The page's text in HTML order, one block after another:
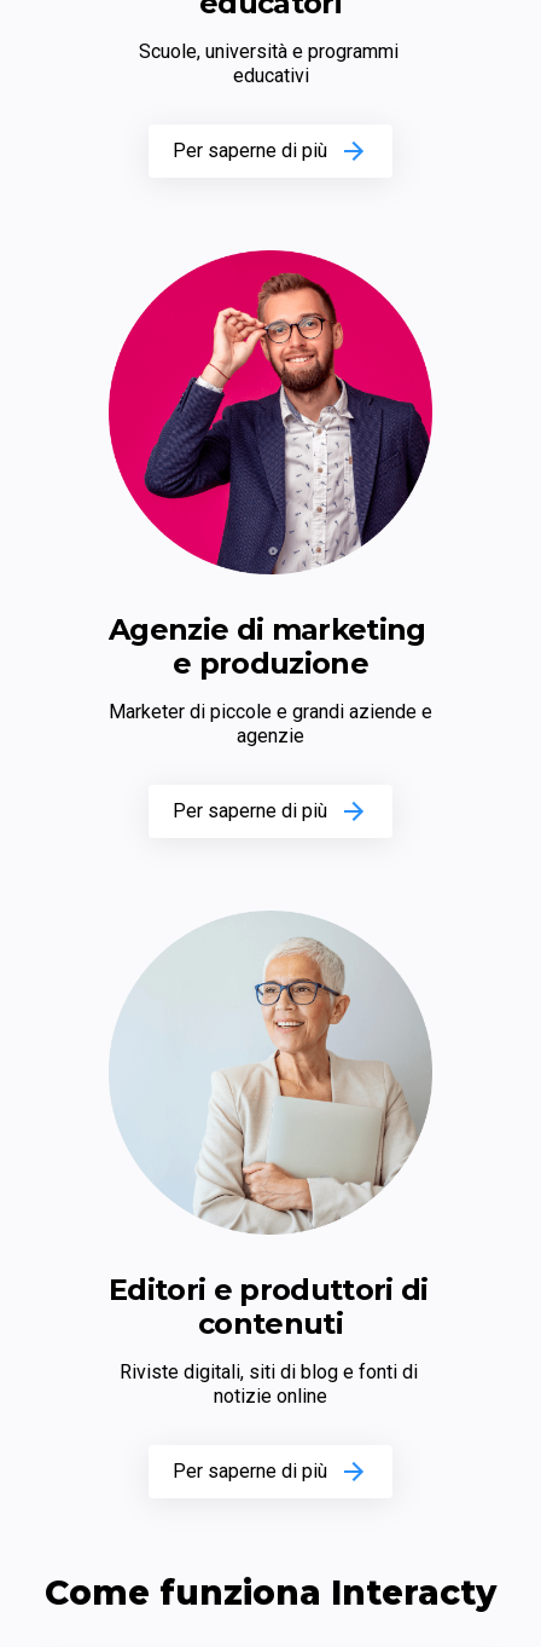
Scuole, università e programmi
educativi
Per saperne di più
Agenzie di marketing
e produzione
Marketer di piccole e grandi aziende e
agenzie
Per saperne di più
Editori e produttori di
contenuti
Riviste digitali, siti di blog e fonti di
notizie online
Per saperne di più
Come funziona Interacty